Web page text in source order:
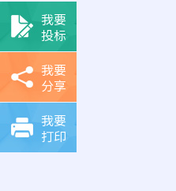
我要
投标
我要
分享
我要
打印